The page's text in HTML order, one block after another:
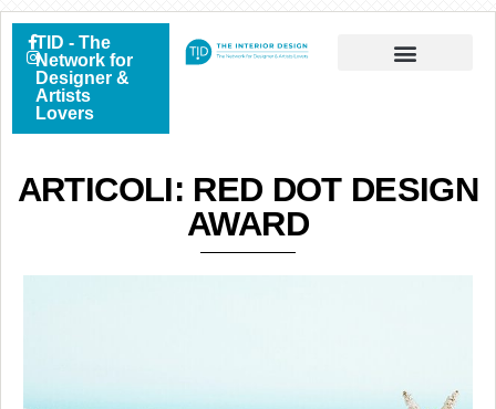
TID - The
Network for
Designer &
Artists
Lovers
ARTICOLI: RED DOT DESIGN
AWARD